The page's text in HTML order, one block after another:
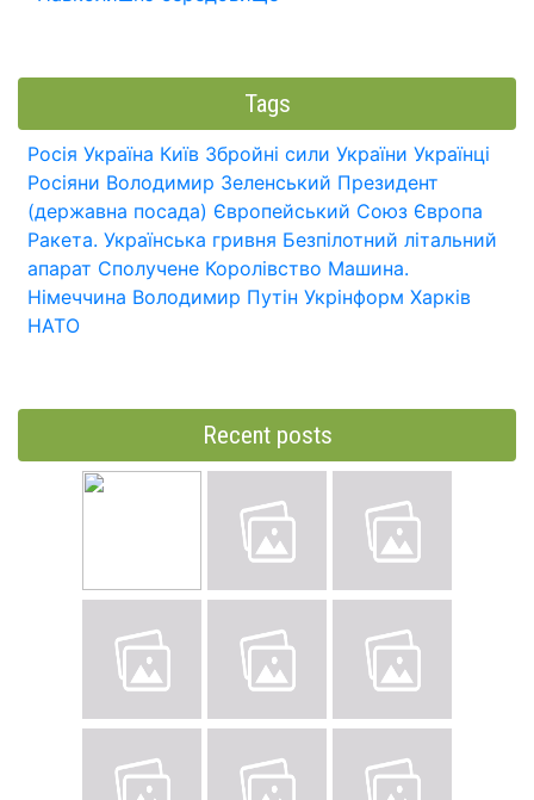
Tags
Росія Україна Київ Збройні сили України Українці
Росіяни Володимир Зеленський Президент
(державна посада) Європейський Союз Європа
Ракета. Українська гривня Безпілотний літальний
апарат Сполучене Королівство Машина.
Німеччина Володимир Путін Укрінформ Харків
НАТО
Recent posts